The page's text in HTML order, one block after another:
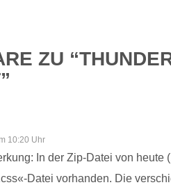
ZU “
”
10:20 Uhr
In der Zip-Datei von heute
Datei vorhanden. Die